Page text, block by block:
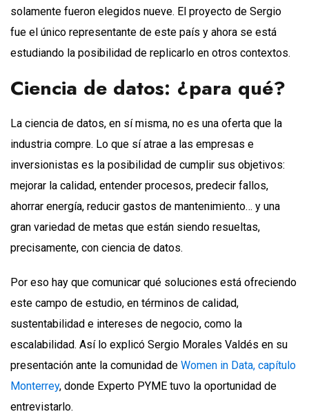
solamente fueron elegidos nueve. El proyecto de Sergio
fue el único representante de este país y ahora se está
estudiando la posibilidad de replicarlo en otros contextos.
Ciencia de datos: ¿para qué?
La ciencia de datos, en sí misma, no es una oferta que la
industria compre. Lo que sí atrae a las empresas e
inversionistas es la posibilidad de cumplir sus objetivos:
mejorar la calidad, entender procesos, predecir fallos,
ahorrar energía, reducir gastos de mantenimiento… y una
gran variedad de metas que están siendo resueltas,
precisamente, con ciencia de datos.
Por eso hay que comunicar qué soluciones está ofreciendo
este campo de estudio, en términos de calidad,
sustentabilidad e intereses de negocio, como la
escalabilidad. Así lo explicó Sergio Morales Valdés en su
presentación ante la comunidad de Women in Data, capítulo
Monterrey, donde Experto PYME tuvo la oportunidad de
entrevistarlo.